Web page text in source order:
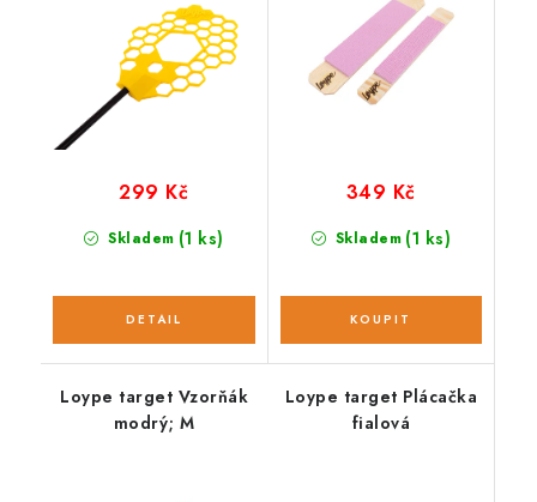
Skladem (1 ks)
299 Kč
Skladem (1 ks)
349 Kč
Loype target Vzorňák
modrý; M
Loype target Plácačka
fialová